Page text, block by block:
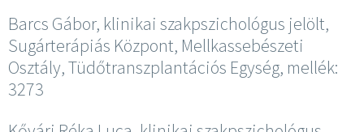
Barcs Gábor, klinikai szakpszichológus jelölt,
Sugárterápiás Központ, Mellkassebészeti
Osztály, Tüdőtranszplantációs Egység, mellék:
3273